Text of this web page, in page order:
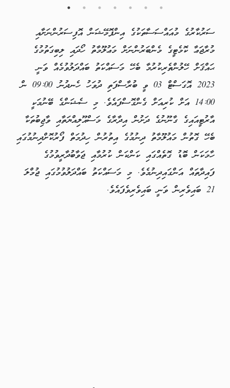
ސަރުކާރުގެ މުއައްސަސާތަކުގެ އިންފޮމޭޝަން އޮފިސަރުންނަށާއި
މުރާޖަޢާ ކޮމެޓީގެ މެންބަރުންނަށް މަޢުލޫމާތު ހޯދައި ލިބިގަތުމުގެ
ޙައްޤަށް ހޭލުންތެރިކުރުމާ ބެހޭ މަސައްކަތު ބައްދަލުވުމެއް ވަނީ
2023 އޮގަސްޓް 03 ވީ ބުރާސްފަތި ދުވަހު ހެނދުނު 09:00 ން
14:00 އަށް ކުރިއަށް ގެންގޮސްފައެވެ. މި ސެޝަންގެ ބޭނުމަކީ
އާރުޓީއައިގެ ގާނޫނުގެ ދަށުން އިދާރާގެ މަސްއޫލިއްޔަތާއި ވާޖިބުތަކާ
ބެހޭ ގޮތުން މައުލޫމާތު ދިނުމުގެ އިތުރުން ހިދުމަތް ފޯރުކޮށްދިނުމުގައި
ހާމަކަން ބޮޑު ގޮތެއްގައި ކަންކަން ކުރުމާއި ޖަވާބުދާރީވުމުގެ
ފައިދާތައް އަންގައިދިނުމެވެ. މި މަސައްކަތު ބައްދަލުވުމުގައި ޖުމްލަ
21 ބައިވެރިން ވަނީ ބައިވެރިވެފައެވެ.